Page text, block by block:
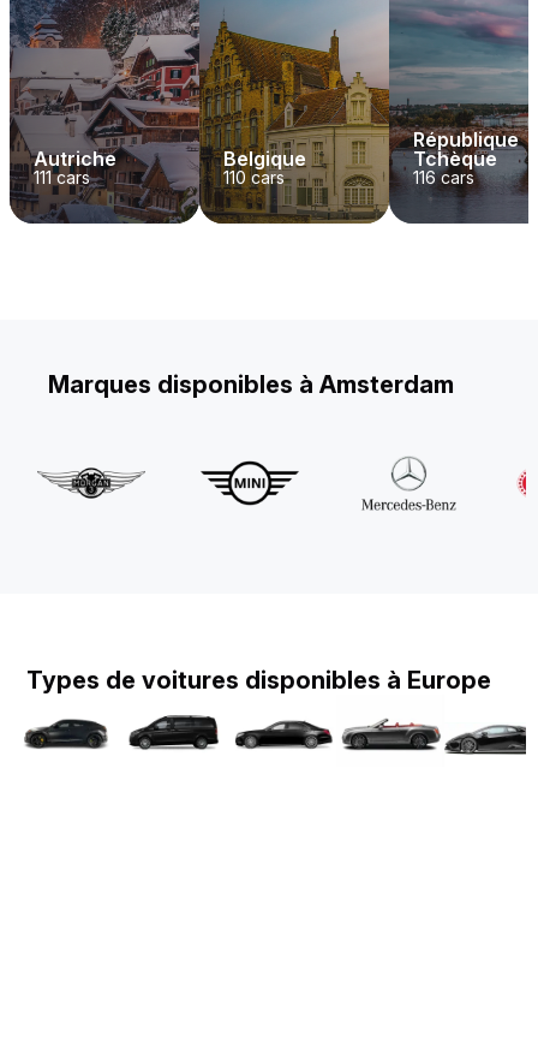
Autriche
111cars
Belgique
110 cars
République
Tchèque
116cars
Marques disponibles à Amsterdam
Types de voitures disponibles à Europe